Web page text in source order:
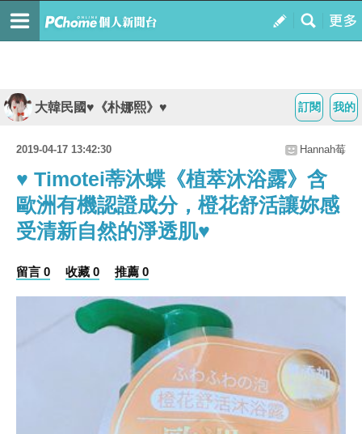
我的
訂閱
大韓民國♥《朴娜熙》♥
2019-04-17 13:42:30 Hannah莓
♥ Timotei蒂沐蝶《植萃沐浴露》含
歐洲有機認證成分，橙花舒活讓妳感
受清新自然的淨透肌♥
留言 0 收藏 0 推薦 0